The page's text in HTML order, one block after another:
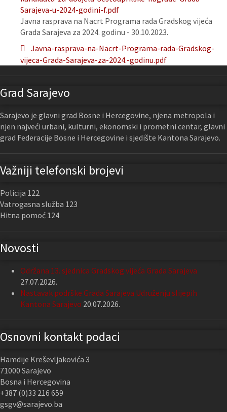
Sarajeva-u-2024-godini-f.pdf
Javna rasprava na Nacrt Programa rada Gradskog vijeća
Grada Sarajeva za 2024. godinu - 30.10.2023.
Javna-rasprava-na-Nacrt-Programa-rada-Gradskog-
vijeca-Grada-Sarajeva-za-2024.-godinu.pdf
Grad Sarajevo
Sarajevo je glavni grad Bosne i Hercegovine, njena metropola i
njen najveći urbani, kulturni, ekonomski i prometni centar, glavni
grad Federacije Bosne i Hercegovine i sjedište Kantona Sarajevo.
Važniji telefonski brojevi
Policija 122
Vatrogasna služba 123
Hitna pomoć 124
Novosti
Održana 13. sjednica Gradskog vijeća Grada Sarajeva
27.07.2026.
Nastavak podrške Grada Sarajeva Udruženju slijepih
Kantona Sarajevo 20.07.2026.
Osnovni kontakt podaci
Hamdije Kreševljakovića 3
71000 Sarajevo
Bosna i Hercegovina
+387 (0)33 216 659
gsgv@sarajevo.ba